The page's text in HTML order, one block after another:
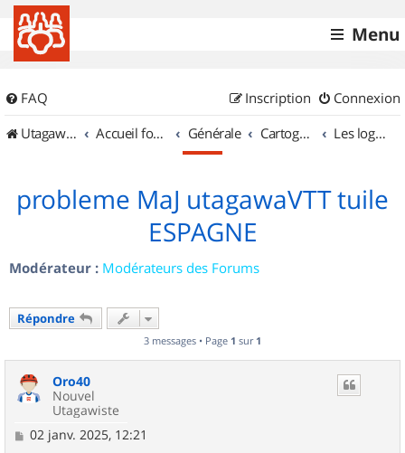
Menu
FAQ Connexion
Inscription
UtagawaVTT (Randos VTT et VTTAE avec traces GPS)
Accueil forum Générale Cartographie et GPS Les logiciels
probleme MaJ utagawaVTT tuile
ESPAGNE
Modérateur : Modérateurs des Forums
Répondre
3 messages • Page 1 sur 1
Oro40
Nouvel
Utagawiste
M
02 janv. 2025, 12:21